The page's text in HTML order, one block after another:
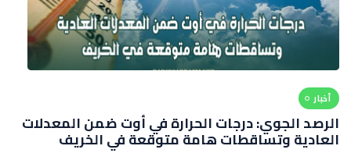
أخبار
الرصد الجوي: درجات الحرارة في أوت ضمن المعدلات
العادية وتساقطات هامة متوقعة في الخريف